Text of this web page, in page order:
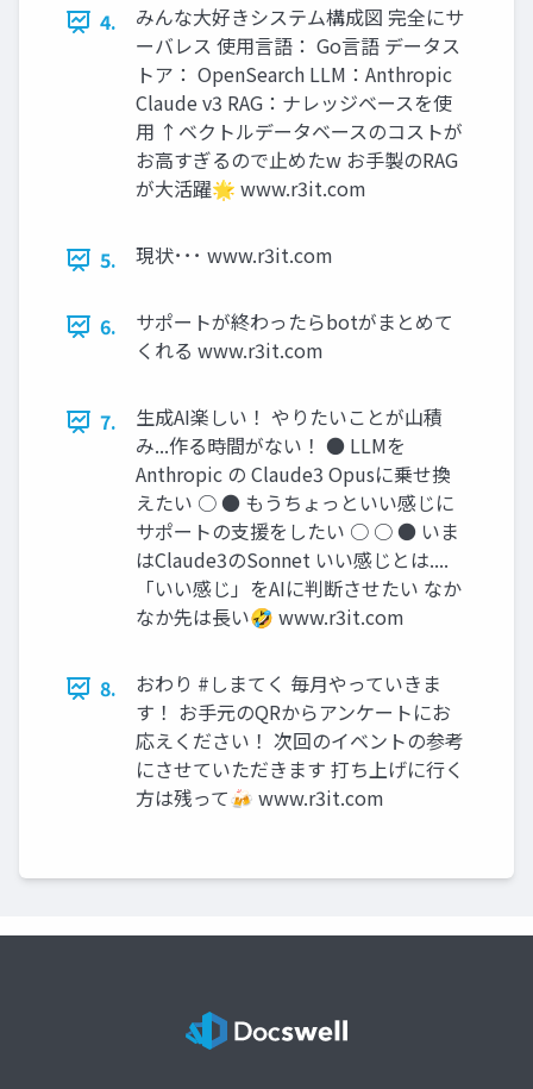
4.
みんな大好きシステム構成図 完全にサ
ーバレス 使用言語： Go言語 データス
トア： OpenSearch LLM：Anthropic
Claude v3 RAG：ナレッジベースを使
用 ↑ベクトルデータベースのコストが
お高すぎるので止めたw お手製のRAG
が大活躍🌟 www.r3it.com
5. 現状･･･ www.r3it.com
6.
サポートが終わったらbotがまとめて
くれる www.r3it.com
7.
生成AI楽しい！ やりたいことが山積
み...作る時間がない！ ● LLMを
Anthropic の Claude3 Opusに乗せ換
えたい ○ ● もうちょっといい感じに
サポートの支援をしたい ○ ○ ● いま
はClaude3のSonnet いい感じとは....
「いい感じ」をAIに判断させたい なか
なか先は長い🤣 www.r3it.com
8.
おわり #しまてく 毎月やっていきま
す！ お手元のQRからアンケートにお
応えください！ 次回のイベントの参考
にさせていただきます 打ち上げに行く
方は残って🍻 www.r3it.com